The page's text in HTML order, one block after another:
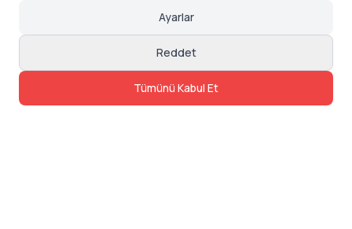
Ayarlar
Reddet
Tümünü Kabul Et